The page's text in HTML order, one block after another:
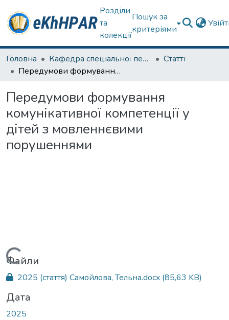
Розділи
та
колекції
Пошук за
критеріями
Головна Кафедра спеціальної педагогіки і психології та інклюзивної освіти
Статті
Передумови формування комунікативної компетенції у дітей з мовленнєвими порушеннями
Передумови формування
комунікативної компетенції у
дітей з мовленнєвими
порушеннями
Вантажиться...
Файли
2025 (стаття) Самойлова, Тельна.docx (85,63 KB)
Дата
2025